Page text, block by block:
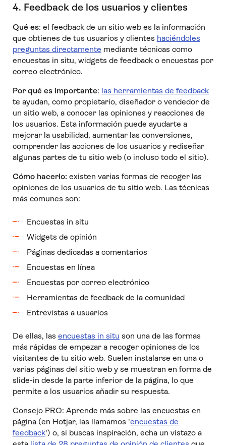
4. Feedback de los usuarios y clientes
Qué es: el feedback de un sitio web es la información
que obtienes de tus usuarios y clientes haciéndoles
preguntas directamente mediante técnicas como
encuestas in situ, widgets de feedback o encuestas por
correo electrónico.
Por qué es importante: las herramientas de feedback
te ayudan, como propietario, diseñador o vendedor de
un sitio web, a conocer las opiniones y reacciones de
los usuarios. Esta información puede ayudarte a
mejorar la usabilidad, aumentar las conversiones,
comprender las acciones de los usuarios y rediseñar
algunas partes de tu sitio web (o incluso todo el sitio).
Cómo hacerlo: existen varias formas de recoger las
opiniones de los usuarios de tu sitio web. Las técnicas
más comunes son:
Encuestas in situ
Widgets de opinión
Páginas dedicadas a comentarios
Encuestas en línea
Encuestas por correo electrónico
Herramientas de feedback de la comunidad
Entrevistas a usuarios
De ellas, las encuestas in situ son una de las formas
más rápidas de empezar a recoger opiniones de los
visitantes de tu sitio web. Suelen instalarse en una o
varias páginas del sitio web y se muestran en forma de
slide-in desde la parte inferior de la página, lo que
permite a los usuarios añadir su respuesta.
Consejo PRO: Aprende más sobre las encuestas en
página (en Hotjar, las llamamos 'encuestas de
feedback') o, si buscas inspiración, echa un vistazo a